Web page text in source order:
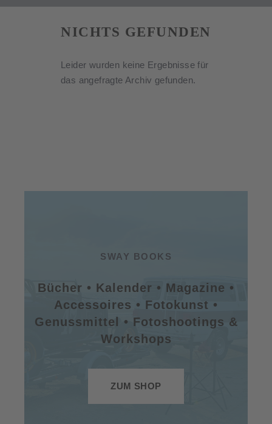
NICHTS GEFUNDEN
Leider wurden keine Ergebnisse für
das angefragte Archiv gefunden.
SWAY BOOKS
Bücher • Kalender • Magazine •
Accessoires • Fotokunst •
Genussmittel • Fotoshootings &
Workshops
ZUM SHOP